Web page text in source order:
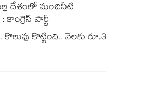
దేశంలో మంచినీటి
పార్టీ
కొలువు కొట్టింది.. నెలకు రూ.3